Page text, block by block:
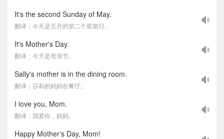
It's the second Sunday of May.
翻译：今天是五月的第二个星期日。
It's Mother's Day.
翻译：今天是母亲节。
Sally's mother is in the dining room.
翻译：莎莉的妈妈在餐厅。
I love you, Mom.
翻译：我爱你，妈妈。
Happy Mother's Day, Mom!